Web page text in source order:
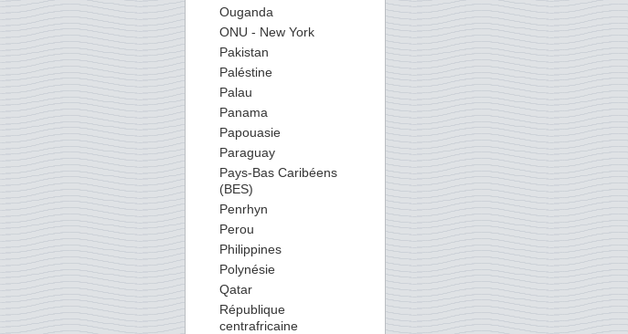
Ouganda
ONU - New York
Pakistan
Paléstine
Palau
Panama
Papouasie
Paraguay
Pays-Bas Caribéens
(BES)
Penrhyn
Perou
Philippines
Polynésie
Qatar
République
centrafricaine